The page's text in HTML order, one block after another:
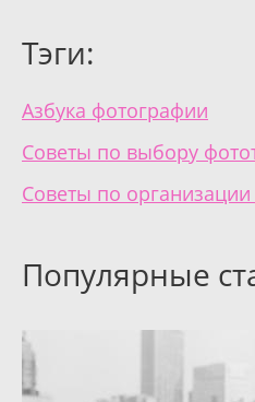
Тэги:
Азбука фотографии
Советы по выбору
Советы по
Популярные